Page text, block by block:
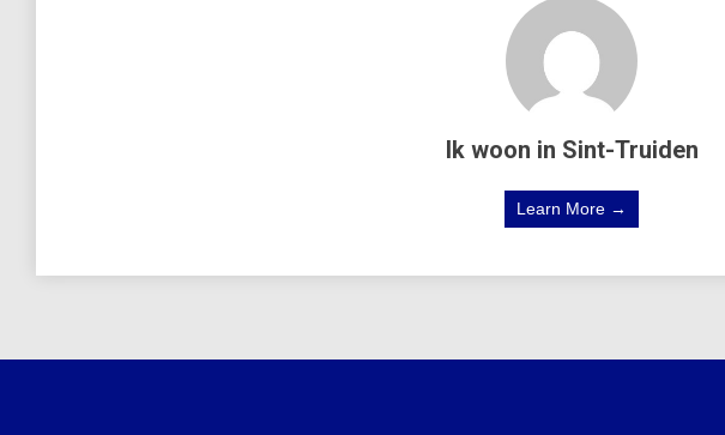
Ik woon in Sint-Truiden
Learn More →